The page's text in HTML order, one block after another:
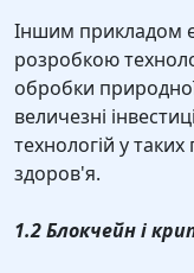
Іншим прикладом
розробкою
обробки
величезні
технологій у таких
здоров'я.
1.2 Блокчейн і